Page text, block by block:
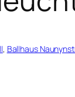
, Ballhaus